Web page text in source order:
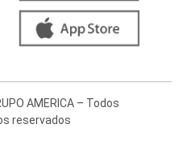
AMERICA – Todos
reservados